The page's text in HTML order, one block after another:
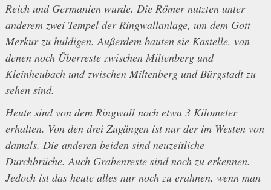
Reich und Germanien wurde. Die Römer nutzten unter
anderem zwei Tempel der Ringwallanlage, um dem Gott
Merkur zu huldigen. Außerdem bauten sie Kastelle, von
denen noch Überreste zwischen Miltenberg und
Kleinheubach und zwischen Miltenberg und Bürgstadt zu
sehen sind.
Heute sind von dem Ringwall noch etwa 3 Kilometer
erhalten. Von den drei Zugängen ist nur der im Westen von
damals. Die anderen beiden sind neuzeitliche
Durchbrüche. Auch Grabenreste sind noch zu erkennen.
Jedoch ist das heute alles nur noch zu erahnen, wenn man